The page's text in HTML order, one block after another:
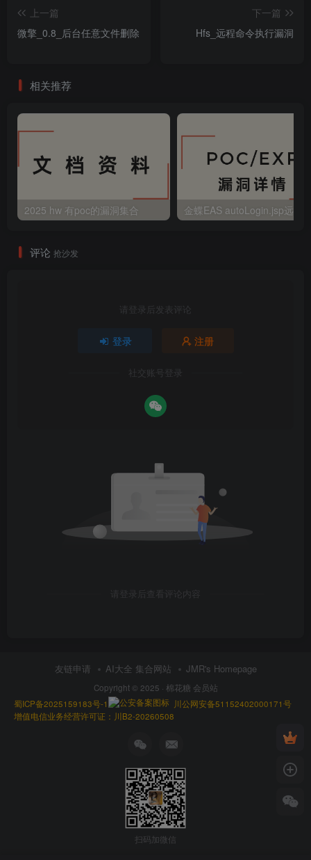
上一篇
微擎_0.8_后台任意文件删除
下一篇
Hfs_远程命令执行漏洞
相关推荐
2025 hw 有poc的漏洞集合
评论 抢沙发
请登录后发表评论
登录 注册
社交账号登录
请登录后查看评论内容
友链申请 AI大全 集合网站 JMR's Homepage
Copyright © 2025 · 棉花糖 会员站
蜀ICP备2025159183号-1
川公网安备51152402000171号
增值电信业务经营许可证：川B2-20260508
扫码加微信